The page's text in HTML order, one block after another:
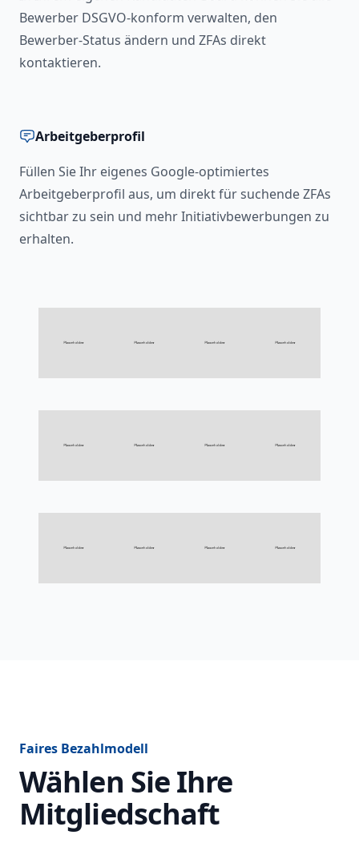
Bewerber DSGVO-konform verwalten, den
Bewerber-Status ändern und ZFAs direkt
kontaktieren.
Arbeitgeberprofil
Füllen Sie Ihr eigenes Google-optimiertes
Arbeitgeberprofil aus, um direkt für suchende ZFAs
sichtbar zu sein und mehr Initiativbewerbungen zu
erhalten.
Faires Bezahlmodell
Wählen Sie Ihre
Mitgliedschaft